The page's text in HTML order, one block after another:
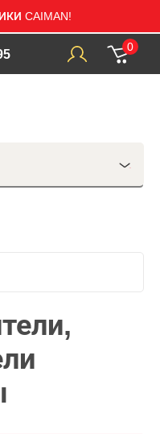
CAIMAN!
0